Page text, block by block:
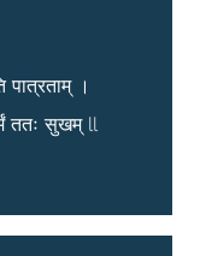
पात्रताम् ।
ततः सुखम् ll